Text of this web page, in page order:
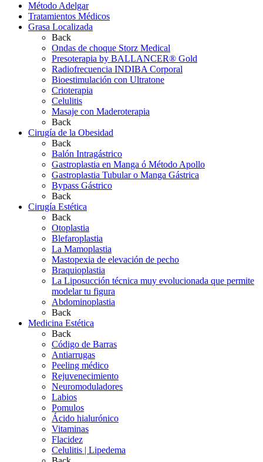
Método Adelgar
Tratamientos Médicos
Grasa Localizada
Back
Ondas de choque Storz Medical
Presoterapia by BALLANCER® Gold
Radiofrecuencia INDIBA Corporal
Bioestimulación con Ultratone
Crioterapia
Celulitis
Masaje con Maderoterapia
Back
Cirugía de la Obesidad
Back
Balón Intragástrico
Gastroplastia en Manga ó Método Apollo
Gastroplastia Tubular o Manga Gástrica
Bypass Gástrico
Back
Cirugía Estética
Back
Otoplastia
Blefaroplastia
La Mamoplastia
Mastopexia de elevación de pecho
Braquioplastia
La Liposucción técnica muy evolucionada que permite
modelar tu figura
Abdominoplastia
Back
Medicina Estética
Back
Código de Barras
Antiarrugas
Peeling médico
Rejuvenecimiento
Neuromoduladores
Labios
Pomulos
Ácido hialurónico
Vitaminas
Flacidez
Celulitis | Lipedema